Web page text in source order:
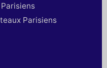
Parisiens